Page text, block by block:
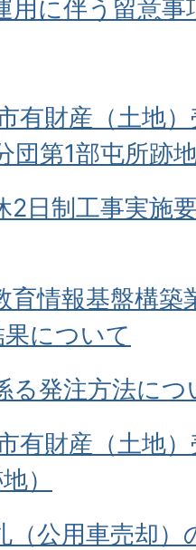
用に伴う留意事
有財産（土地
団第1部屯所跡
2日制工事実施
育情報基盤構
について
る発注方法に
有財産（土地
）
（公用車売却）